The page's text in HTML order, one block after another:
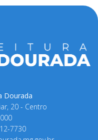
Dourada
20 - Centro
7730